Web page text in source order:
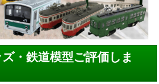
・鉄道模型ご評価しま